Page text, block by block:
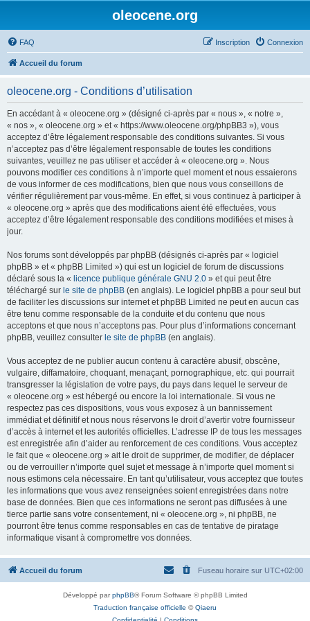
oleocene.org
FAQ Connexion
Inscription
Accueil du forum
oleocene.org - Conditions d’utilisation
En accédant à « oleocene.org » (désigné ci-après par « nous », « notre »,
« nos », « oleocene.org » et « https://www.oleocene.org/phpBB3 »), vous
acceptez d’être légalement responsable des conditions suivantes. Si vous
n’acceptez pas d’être légalement responsable de toutes les conditions
suivantes, veuillez ne pas utiliser et accéder à « oleocene.org ». Nous
pouvons modifier ces conditions à n’importe quel moment et nous essaierons
de vous informer de ces modifications, bien que nous vous conseillons de
vérifier régulièrement par vous-même. En effet, si vous continuez à participer à
« oleocene.org » après que des modifications aient été effectuées, vous
acceptez d’être légalement responsable des conditions modifiées et mises à
jour.
Nos forums sont développés par phpBB (désignés ci-après par « logiciel
phpBB » et « phpBB Limited ») qui est un logiciel de forum de discussions
déclaré sous la « licence publique générale GNU 2.0 » et qui peut être
téléchargé sur le site de phpBB (en anglais). Le logiciel phpBB a pour seul but
de faciliter les discussions sur internet et phpBB Limited ne peut en aucun cas
être tenu comme responsable de la conduite et du contenu que nous
acceptons et que nous n’acceptons pas. Pour plus d’informations concernant
phpBB, veuillez consulter le site de phpBB (en anglais).
Vous acceptez de ne publier aucun contenu à caractère abusif, obscène,
vulgaire, diffamatoire, choquant, menaçant, pornographique, etc. qui pourrait
transgresser la législation de votre pays, du pays dans lequel le serveur de
« oleocene.org » est hébergé ou encore la loi internationale. Si vous ne
respectez pas ces dispositions, vous vous exposez à un bannissement
immédiat et définitif et nous nous réservons le droit d’avertir votre fournisseur
d’accès à internet et les autorités officielles. L’adresse IP de tous les messages
est enregistrée afin d’aider au renforcement de ces conditions. Vous acceptez
le fait que « oleocene.org » ait le droit de supprimer, de modifier, de déplacer
ou de verrouiller n’importe quel sujet et message à n’importe quel moment si
nous estimons cela nécessaire. En tant qu’utilisateur, vous acceptez que toutes
les informations que vous avez renseignées soient enregistrées dans notre
base de données. Bien que ces informations ne seront pas diffusées à une
tierce partie sans votre consentement, ni « oleocene.org », ni phpBB, ne
pourront être tenus comme responsables en cas de tentative de piratage
informatique visant à compromettre vos données.
Accueil du forum Fuseau horaire sur UTC+02:00
Développé parphpBB® Forum Software © phpBB Limited
Traduction française officielle ©Qiaeru